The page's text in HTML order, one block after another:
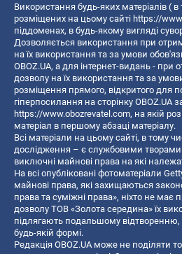
Використання будь-яких матеріалів ( в
розміщених на цьому сайті https://
піддоменах, в будь-якому вигляді
Дозволяється використання при
на їх використання та за умови
OBOZ.UA, а для інтернет-видань - при
дозволу на їх використання та за
розміщення прямого, відкритого для
гіперпосилання на сторінку OBOZ.UA
https://www.obozrevatel.com, на якій
матеріал в першому абзаці матеріалу.
Всі матеріали на цьому сайті, в тому
дослідження – є службовими творами
виключні майнові права на які
На всі опубліковані фотоматеріали
майнові права, які захищаються
права та суміжні права», ніхто не має
дозволу ТОВ «Золота середина» їх
підлягають подальшому
будь-якій формі.
Редакція OBOZ.UA може не поділяти